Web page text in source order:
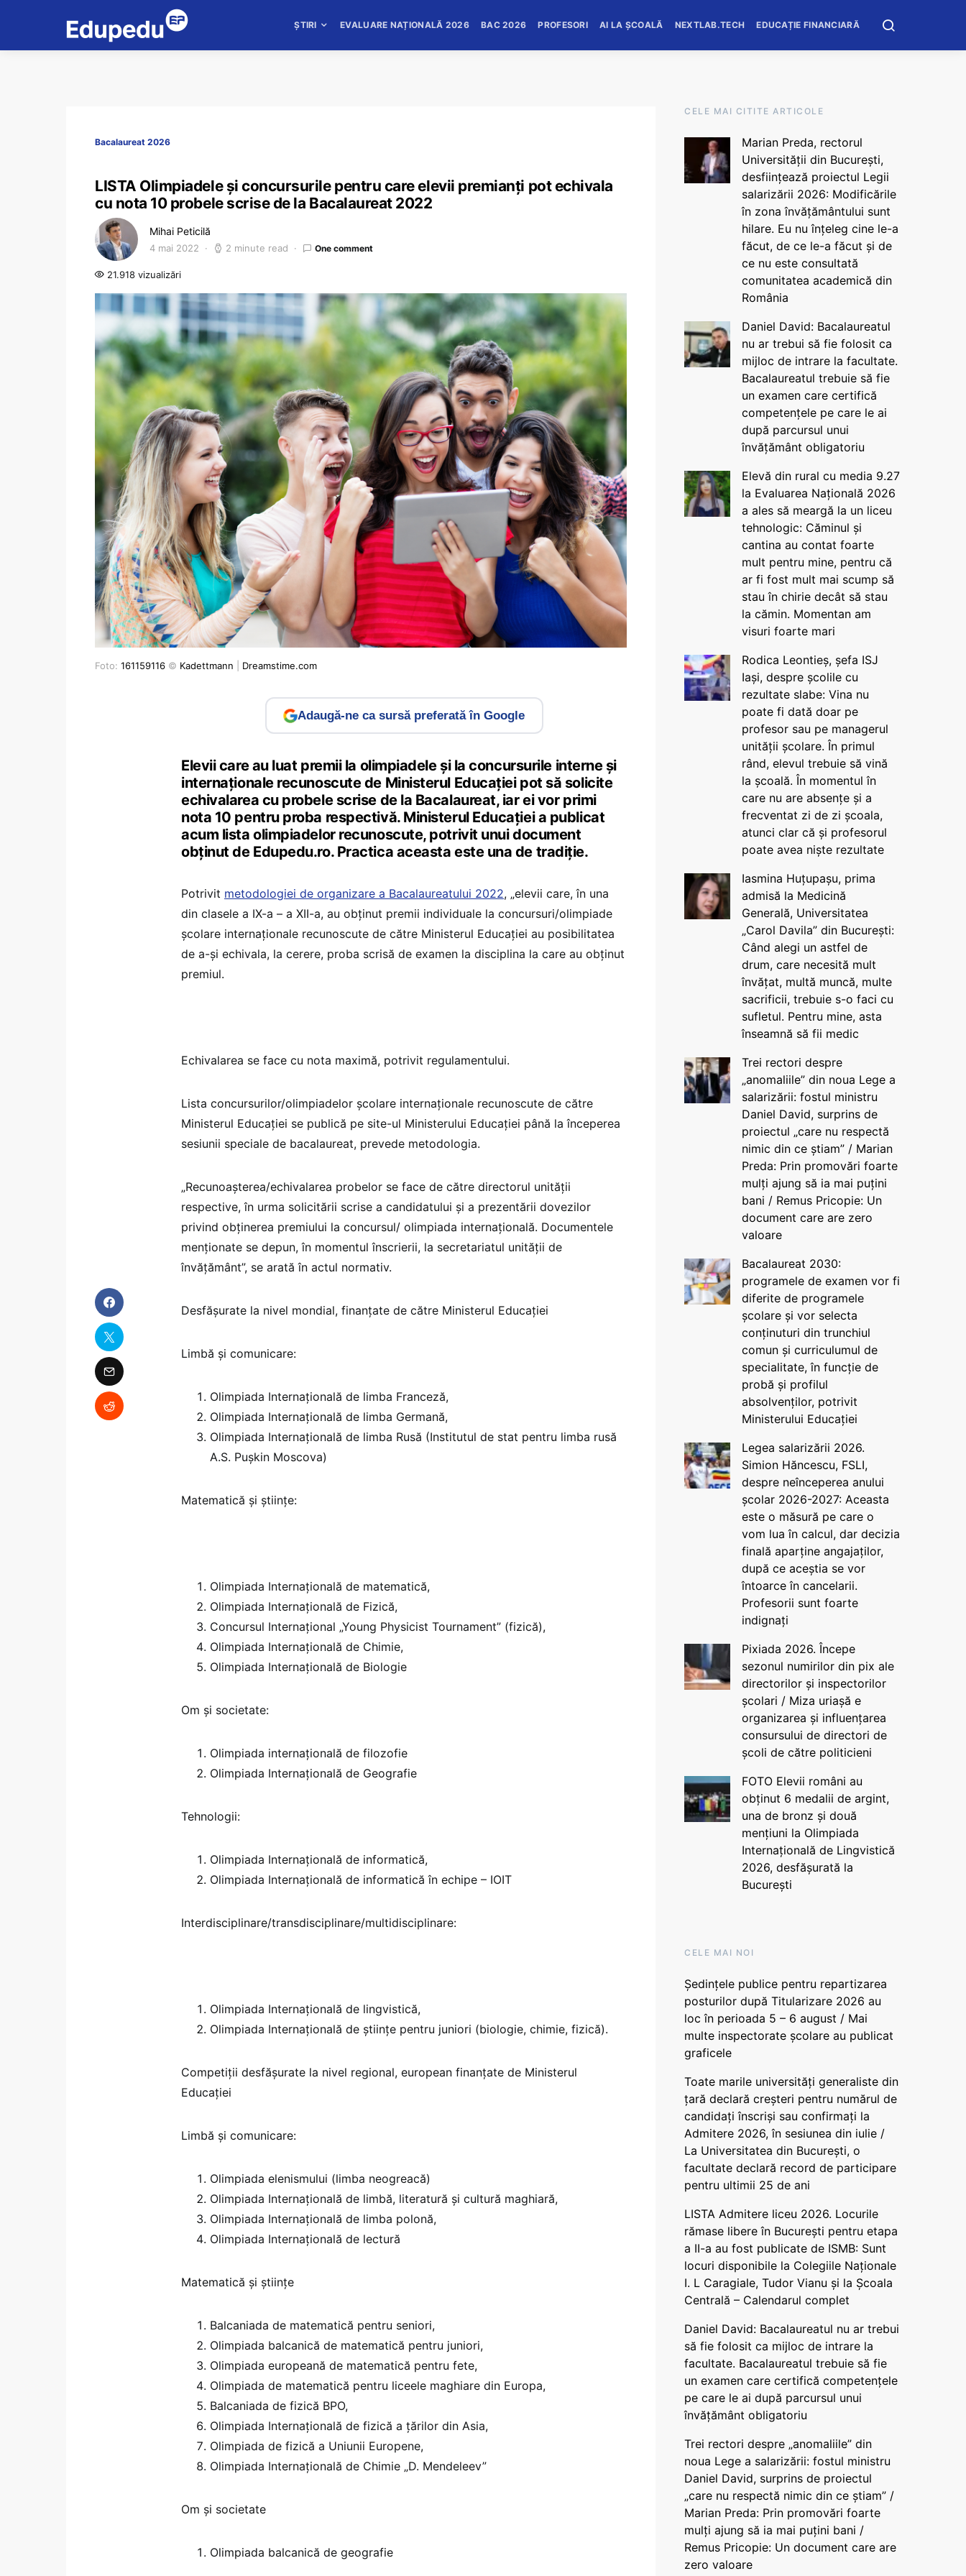
ȘTIRI EVALUARE NAȚIONALĂ 2026 BAC 2026 PROFESORI AI LA ȘCOALĂ NEXTLAB.TECH EDUCAȚIE FINANCIARĂ
Bacalaureat 2026
LISTA Olimpiadele și concursurile pentru care elevii premianți pot echivala
cu nota 10 probele scrise de la Bacalaureat 2022
Mihai Peticilă
4 mai 2022 2 minute read One comment
21.918 vizualizări
Foto: 161159116 © Kadettmann Dreamstime.com
Adaugă-ne ca sursă preferată în Google
Elevii care au luat premii la olimpiadele și la concursurile interne și
internaționale recunoscute de Ministerul Educației pot să solicite
echivalarea cu probele scrise de la Bacalaureat, iar ei vor primi
nota 10 pentru proba respectivă. Ministerul Educației a publicat
acum lista olimpiadelor recunoscute, potrivit unui document
obținut de Edupedu.ro. Practica aceasta este una de tradiție.
Potrivit metodologiei de organizare a Bacalaureatului 2022, „elevii care, în una
din clasele a IX-a – a XII-a, au obținut premii individuale la concursuri/olimpiade
școlare internaționale recunoscute de către Ministerul Educației au posibilitatea
de a-și echivala, la cerere, proba scrisă de examen la disciplina la care au obținut
premiul.
Echivalarea se face cu nota maximă, potrivit regulamentului.
Lista concursurilor/olimpiadelor școlare internaționale recunoscute de către
Ministerul Educației se publică pe site-ul Ministerului Educației până la începerea
sesiunii speciale de bacalaureat, prevede metodologia.
„Recunoașterea/echivalarea probelor se face de către directorul unității
respective, în urma solicitării scrise a candidatului și a prezentării dovezilor
privind obținerea premiului la concursul/ olimpiada internațională. Documentele
menționate se depun, în momentul înscrierii, la secretariatul unității de
învățământ”, se arată în actul normativ.
Desfășurate la nivel mondial, finanțate de către Ministerul Educației
Limbă și comunicare:
Olimpiada Internațională de limba Franceză,
Olimpiada Internațională de limba Germană,
Olimpiada Internațională de limba Rusă (Institutul de stat pentru limba rusă
A.S. Pușkin Moscova)
Matematică și științe:
Olimpiada Internațională de matematică,
Olimpiada Internațională de Fizică,
Concursul Internațional „Young Physicist Tournament” (fizică),
Olimpiada Internațională de Chimie,
Olimpiada Internațională de Biologie
Om și societate:
Olimpiada internațională de filozofie
Olimpiada Internațională de Geografie
Tehnologii:
Olimpiada Internațională de informatică,
Olimpiada Internațională de informatică în echipe – IOIT
Interdisciplinare/transdisciplinare/multidisciplinare:
Olimpiada Internațională de lingvistică,
Olimpiada Internațională de științe pentru juniori (biologie, chimie, fizică).
Competiții desfășurate la nivel regional, european finanțate de Ministerul
Educației
Limbă și comunicare:
Olimpiada elenismului (limba neogreacă)
Olimpiada Internațională de limbă, literatură și cultură maghiară,
Olimpiada Internațională de limba polonă,
Olimpiada Internațională de lectură
Matematică și științe
Balcaniada de matematică pentru seniori,
Olimpiada balcanică de matematică pentru juniori,
Olimpiada europeană de matematică pentru fete,
Olimpiada de matematică pentru liceele maghiare din Europa,
Balcaniada de fizică BPO,
Olimpiada Internațională de fizică a țărilor din Asia,
Olimpiada de fizică a Uniunii Europene,
Olimpiada Internațională de Chimie „D. Mendeleev”
Om și societate
Olimpiada balcanică de geografie
CELE MAI CITITE ARTICOLE
Marian Preda, rectorul
Universității din București,
desființează proiectul Legii
salarizării 2026: Modificările
în zona învățământului sunt
hilare. Eu nu înțeleg cine le-a
făcut, de ce le-a făcut și de
ce nu este consultată
comunitatea academică din
România
Daniel David: Bacalaureatul
nu ar trebui să fie folosit ca
mijloc de intrare la facultate.
Bacalaureatul trebuie să fie
un examen care certifică
competențele pe care le ai
după parcursul unui
învățământ obligatoriu
Elevă din rural cu media 9.27
la Evaluarea Națională 2026
a ales să meargă la un liceu
tehnologic: Căminul și
cantina au contat foarte
mult pentru mine, pentru că
ar fi fost mult mai scump să
stau în chirie decât să stau
la cămin. Momentan am
visuri foarte mari
Rodica Leontieș, șefa ISJ
Iași, despre școlile cu
rezultate slabe: Vina nu
poate fi dată doar pe
profesor sau pe managerul
unității școlare. În primul
rând, elevul trebuie să vină
la școală. În momentul în
care nu are absențe și a
frecventat zi de zi școala,
atunci clar că și profesorul
poate avea niște rezultate
Iasmina Huțupașu, prima
admisă la Medicină
Generală, Universitatea
„Carol Davila” din București:
Când alegi un astfel de
drum, care necesită mult
învățat, multă muncă, multe
sacrificii, trebuie s-o faci cu
sufletul. Pentru mine, asta
înseamnă să fii medic
Trei rectori despre
„anomaliile” din noua Lege a
salarizării: fostul ministru
Daniel David, surprins de
proiectul „care nu respectă
nimic din ce știam” / Marian
Preda: Prin promovări foarte
mulți ajung să ia mai puțini
bani / Remus Pricopie: Un
document care are zero
valoare
Bacalaureat 2030:
programele de examen vor fi
diferite de programele
școlare și vor selecta
conținuturi din trunchiul
comun și curriculumul de
specialitate, în funcție de
probă și profilul
absolvenților, potrivit
Ministerului Educației
Legea salarizării 2026.
Simion Hăncescu, FSLI,
despre neînceperea anului
școlar 2026-2027: Aceasta
este o măsură pe care o
vom lua în calcul, dar decizia
finală aparține angajaților,
după ce aceștia se vor
întoarce în cancelarii.
Profesorii sunt foarte
indignați
Pixiada 2026. Începe
sezonul numirilor din pix ale
directorilor și inspectorilor
școlari / Miza uriașă e
organizarea și influențarea
consursului de directori de
școli de către politicieni
FOTO Elevii români au
obținut 6 medalii de argint,
una de bronz și două
mențiuni la Olimpiada
Internațională de Lingvistică
2026, desfășurată la
București
CELE MAI NOI
Ședințele publice pentru repartizarea
posturilor după Titularizare 2026 au
loc în perioada 5 – 6 august / Mai
multe inspectorate școlare au publicat
graficele
Toate marile universități generaliste din
țară declară creșteri pentru numărul de
candidați înscriși sau confirmați la
Admitere 2026, în sesiunea din iulie /
La Universitatea din București, o
facultate declară record de participare
pentru ultimii 25 de ani
LISTA Admitere liceu 2026. Locurile
rămase libere în București pentru etapa
a II-a au fost publicate de ISMB: Sunt
locuri disponibile la Colegiile Naționale
I. L Caragiale, Tudor Vianu și la Școala
Centrală – Calendarul complet
Daniel David: Bacalaureatul nu ar trebui
să fie folosit ca mijloc de intrare la
facultate. Bacalaureatul trebuie să fie
un examen care certifică competențele
pe care le ai după parcursul unui
învățământ obligatoriu
Trei rectori despre „anomaliile” din
noua Lege a salarizării: fostul ministru
Daniel David, surprins de proiectul
„care nu respectă nimic din ce știam” /
Marian Preda: Prin promovări foarte
mulți ajung să ia mai puțini bani /
Remus Pricopie: Un document care are
zero valoare